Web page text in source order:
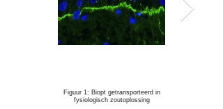
Figuur 1: Biopt getransporteerd in
fysiologisch zoutoplossing